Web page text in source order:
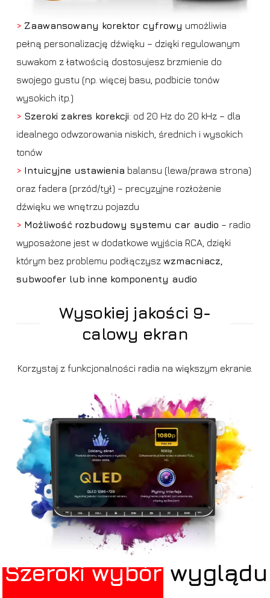
> Zaawansowany korektor cyfrowy umożliwia
pełną personalizację dźwięku – dzięki regulowanym
suwakom z łatwością dostosujesz brzmienie do
swojego gustu (np. więcej basu, podbicie tonów
wysokich itp.)
> Szeroki zakres korekcji: od 20 Hz do 20 kHz – dla
idealnego odwzorowania niskich, średnich i wysokich
tonów
> Intuicyjne ustawienia balansu (lewa/prawa strona)
oraz fadera (przód/tył) – precyzyjne rozłożenie
dźwięku we wnętrzu pojazdu
> Możliwość rozbudowy systemu car audio – radio
wyposażone jest w dodatkowe wyjścia RCA, dzięki
którym bez problemu podłączysz wzmacniacz,
subwoofer lub inne komponenty audio
Wysokiej jakości 9-
calowy ekran
Korzystaj z funkcjonalności radia na większym ekranie.
Szeroki wybór wyglądu